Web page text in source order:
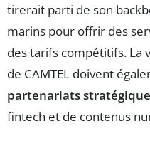
tirerait parti de son
marins pour offrir des
des tarifs compétitifs. La
de CAMTEL doivent
partenariats
fintech et de contenus